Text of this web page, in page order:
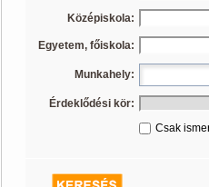
Középiskola:
Egyetem, főiskola:
Munkahely:
Érdeklődési kör:
Csak